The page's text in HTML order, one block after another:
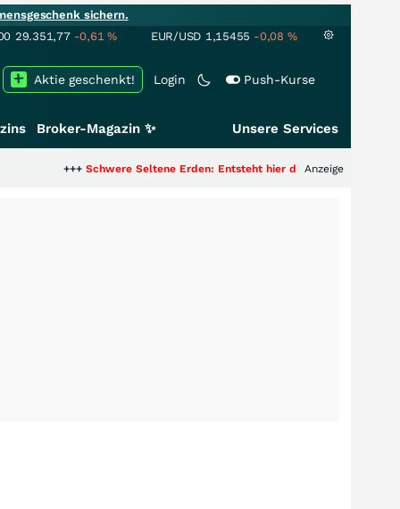
sichern.
29.351,77 -0,61% EUR/USD 1,15455 -0,08 %
Login Push-Kurse
Aktie geschenkt!
Broker-Magazin ✨ Unsere Services
Schwere Seltene Erden: Entsteht hier die nächste Milliardenstory?
Anzeige